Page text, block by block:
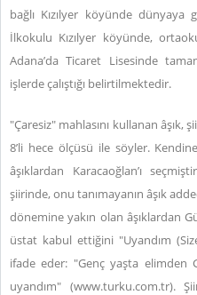
bağlı Kızılyer köyünde dünyaya
İlkokulu Kızılyer köyünde,
Adana’da Ticaret Lisesinde
işlerde çalıştığı belirtilmektedir.
"Çaresiz" mahlasını kullanan âşık,
8’li hece ölçüsü ile söyler.
âşıklardan Karacaoğlan’ı
şiirinde, onu tanımayanın âşık
dönemine yakın olan âşıklardan
üstat kabul ettiğini "Uyandım
ifade eder: "Genç yaşta elimden
uyandım" (www.turku.com.tr).